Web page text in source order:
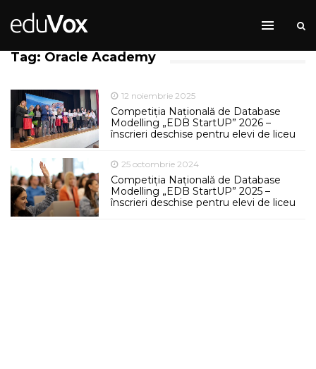
Tag: Oracle Academy
12 noiembrie 2025
Competiția Națională de Database
Modelling „EDB StartUP” 2026 –
înscrieri deschise pentru elevi de liceu
25 octombrie 2024
Competiția Națională de Database
Modelling „EDB StartUP” 2025 –
înscrieri deschise pentru elevi de liceu